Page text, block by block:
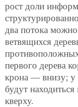
рост доли
два потока
ветвящихся
первого дерева
крона — внизу; у
будут
кверху.